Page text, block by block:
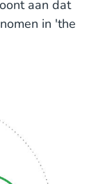
aan dat
in 'the